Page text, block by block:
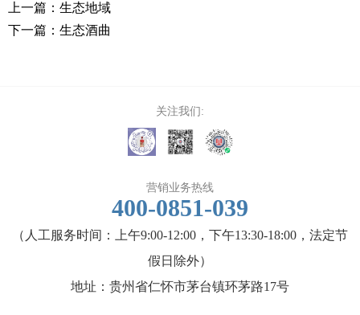
上一篇： 生态地域
下一篇： 生态酒曲
关注我们:
营销业务热线
400-0851-039
（人工服务时间：上午9:00-12:00，下午13:30-18:00，法定节
假日除外）
地址：贵州省仁怀市茅台镇环茅路17号